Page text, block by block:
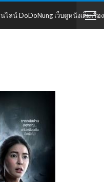
น์ DoDoNung เว็บดูหนังเต็มเรื่อง